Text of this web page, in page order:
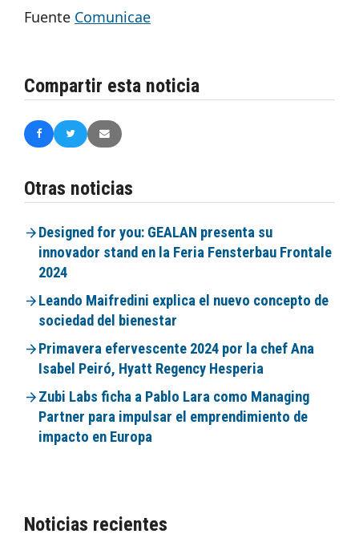
Fuente Comunicae
Compartir esta noticia
Otras noticias
Designed for you: GEALAN presenta su
innovador stand en la Feria Fensterbau Frontale
2024
Leando Maifredini explica el nuevo concepto de
sociedad del bienestar
Primavera efervescente 2024 por la chef Ana
Isabel Peiró, Hyatt Regency Hesperia
Zubi Labs ficha a Pablo Lara como Managing
Partner para impulsar el emprendimiento de
impacto en Europa
Noticias recientes